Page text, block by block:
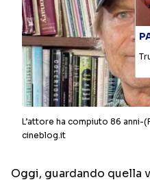
L’attore ha compiuto 86 anni-
cineblog.it
Oggi, guardando quella